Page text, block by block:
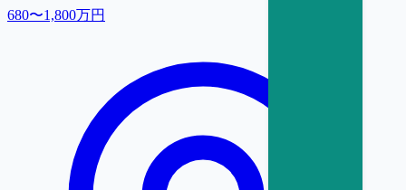
680〜1,800万円